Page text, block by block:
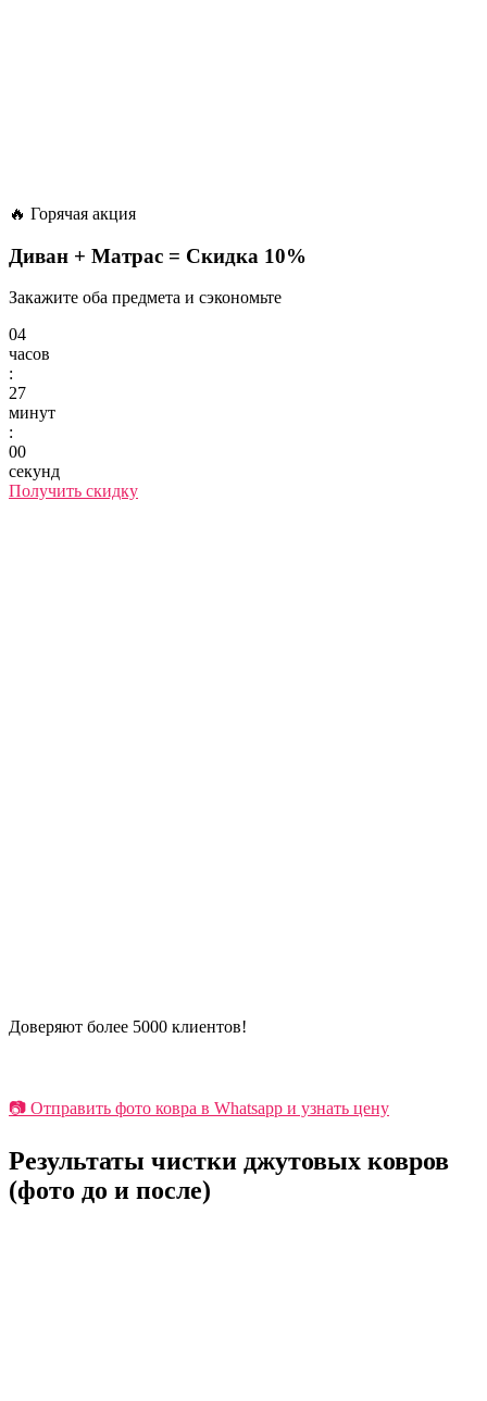
🔥 Горячая акция
Диван + Матрас = Скидка 10%
Закажите оба предмета и сэкономьте
04
часов
:
27
минут
:
00
секунд
Получить скидку
Доверяют более 5000 клиентов!
📷 Отправить фото ковра в Whatsapp и узнать цену
Результаты чистки джутовых ковров
(фото до и после)